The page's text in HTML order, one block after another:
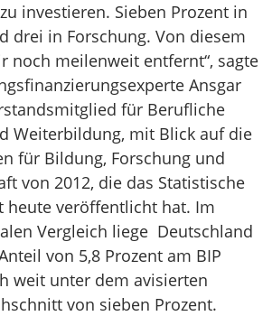
investieren. Sieben Prozent in
drei in Forschung. Von diesem
noch meilenweit entfernt“, sagte
Ansgar
für Berufliche
Weiterbildung, mit Blick auf die
für Bildung, Forschung und
von 2012, die das Statistische
heute veröffentlicht hat. Im
Vergleich liege Deutschland
von 5,8 Prozent am BIP
weit unter dem avisierten
von sieben Prozent.